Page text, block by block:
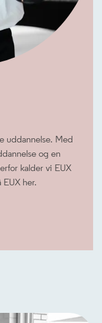
uddannelse. Med
og en
kalder vi EUX
her.